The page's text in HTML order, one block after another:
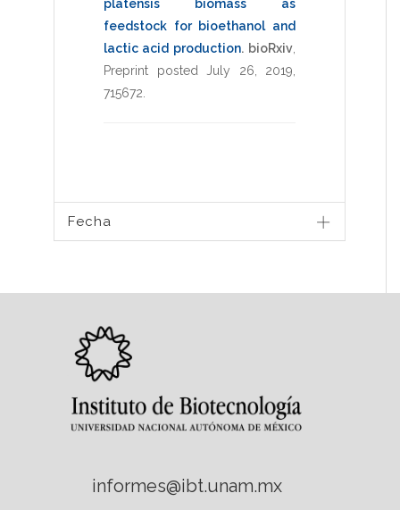
platensis biomass as
feedstock for bioethanol and
lactic acid production. bioRxiv
Preprint posted July 26, 2019
715672
Fecha
informes@ibt.unam.mx